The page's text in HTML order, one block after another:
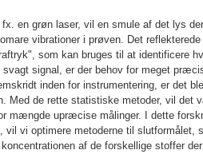
en grøn laser, vil en smule af det lys
vibrationer i prøven. Det
som kan bruges til at identificere
signal, er der behov for meget
inden for instrumentering, er det
Med de rette statistiske metoder, vil
mængde upræcise målinger. I dette
vil vi optimere metoderne til
af de forskellige stoffer